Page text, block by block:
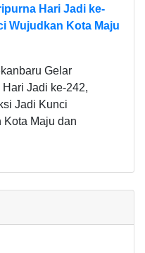
Hari Jadi ke-
Wujudkan Kota Maju
Gelar
Hari Jadi ke-242,
Jadi Kunci
Kota Maju dan